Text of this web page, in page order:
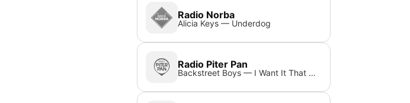
Radio Norba
Alicia Keys — Underdog
Radio Piter Pan
Backstreet Boys — I Want It That Way (Reimagined)